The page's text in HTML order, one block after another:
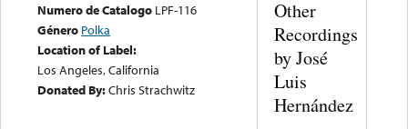
Numero de Catalogo LPF-116
Género Polka
Location of Label:
Los Angeles, California
Donated By:Chris Strachwitz
Other
Recordings
by José
Luis
Hernández